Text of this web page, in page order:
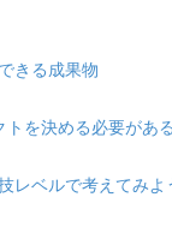
きる成果物
を決める必要があ
レベルで考えてみよ